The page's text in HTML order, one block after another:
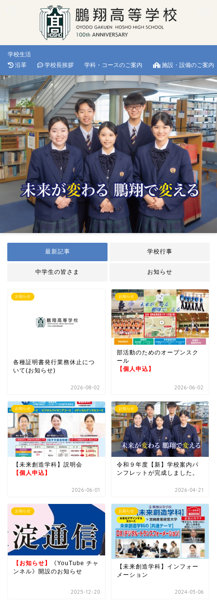
学校生活
沿革
学校長挨拶 学科・コースのご案内 施設・設備のご案内
最新記事 学校行事
中学生の皆さま お知らせ
お知らせ
各種証明書発行業務休止につ
いて(お知らせ)
2026-08-02
お知らせ
部活動のためのオープンスク
ール
【個人申込】
2026-06-02
お知らせ
【未来創造学科】説明会
【個人申込】
2026-06-01
お知らせ
令和９年度【新】学校案内パ
ンフレットが完成しました。
2026-04-21
お知らせ
【お知らせ】
《YouTube チャ
ンネル》開設のお知らせ
2025-12-20
お知らせ
【未来創造学科】インフォー
メーション
2024-05-06